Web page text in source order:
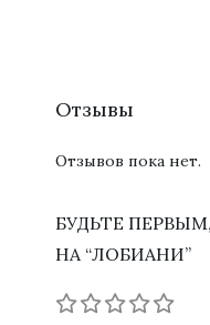
Отзывы
Отзывов пока нет.
БУДЬТЕ
НА “ЛОБИАНИ”